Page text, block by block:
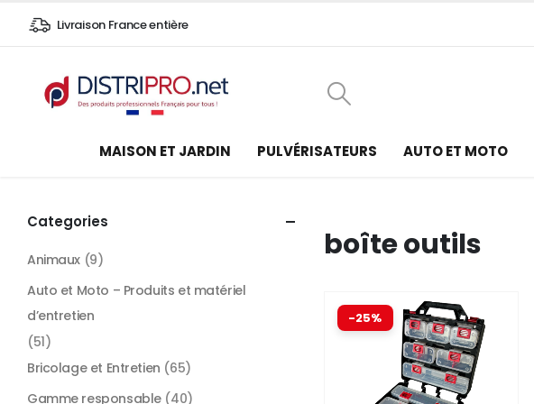
Livraison France entière
MAISON ET JARDIN PULVÉRISATEURS AUTO ET MOTO
boîte outils
-25%
Categories
Animaux (9)
Auto et Moto – Produits et matériel
d’entretien
(51)
Bricolage et Entretien (65)
Gamme responsable (40)